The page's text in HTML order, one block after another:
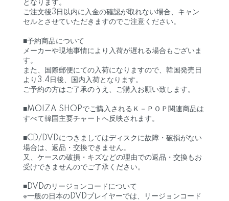
となります。
ご注文後3日以内に入金の確認が取れない場合、キャン
セルとさせていただきますのでご注意ください。
■予約商品について
メーカーや現地事情により入荷が遅れる場合もございま
す。
また、国際郵便にての入荷になりますので、韓国発売日
より3.4日後、国内入荷となります。
ご予約の方はご了承のうえ、ご購入お願い致します。
■MOIZA SHOPでご購入されるＫ－ＰＯＰ関連商品は
すべて韓国主要チャートへ反映されます。
■CD/DVDにつきましてはディスクに故障・破損がない
場合は、返品・交換できません。
又、ケースの破損・キズなどの理由での返品・交換もお
受けできませんのでご了承ください。
■DVDのリージョンコードについて
※一般の日本のDVDプレイヤーでは、リージョンコード